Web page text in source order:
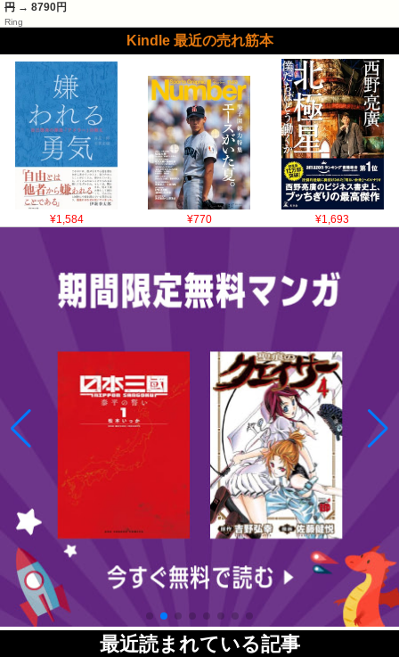
円 → 8790円
Ring
Kindle 最近の売れ筋本
¥1,584 ¥770 ¥1,693
最近読まれている記事